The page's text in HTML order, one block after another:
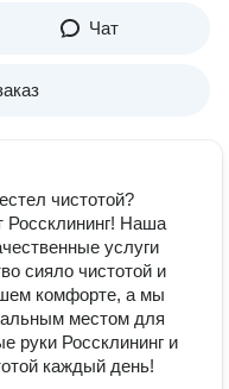
Чат
чистотой?
Россклининг! Наша
услуги
сияло чистотой и
комфорте, а мы
местом для
руки Россклининг и
каждый день!